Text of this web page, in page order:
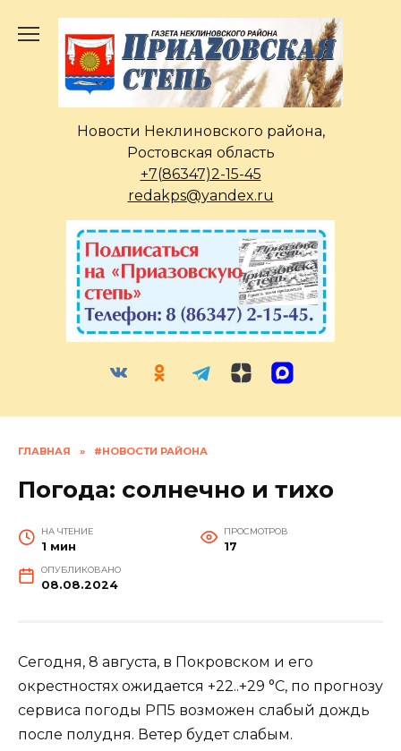
содержанию
Новости Неклиновского района,
Ростовская область
+7(86347)2-15-45
redakps@yandex.ru
ГЛАВНАЯ » #НОВОСТИ РАЙОНА
Погода: солнечно и тихо
НА ЧТЕНИЕ
1 мин
ПРОСМОТРОВ
17
ОПУБЛИКОВАНО
08.08.2024
Сегодня, 8 августа, в Покровском и его
окрестностях ожидается +22..+29 °C, по прогнозу
сервиса погоды РП5 возможен cлабый дождь
после полудня. Ветер будет слабым.